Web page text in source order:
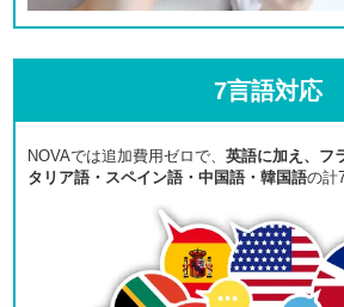
7言語対応
NOVAでは追加費用ゼロで、 英語に加え、フ
タリア語・スペイン語・中国語・韓国語の計